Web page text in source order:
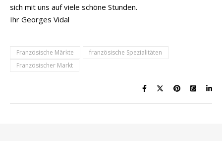
sich mit uns auf viele schöne Stunden.
Ihr Georges Vidal
Französische Märkte
französische Spezialitäten
Französischer Markt